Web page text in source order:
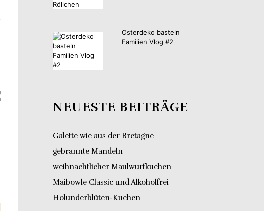
Osterdeko basteln
Familien Vlog #2
NEUESTE BEITRÄGE
Galette wie aus der Bretagne
gebrannte Mandeln
weihnachtlicher Maulwurfkuchen
Maibowle Classic und Alkoholfrei
Holunderblüten-Kuchen